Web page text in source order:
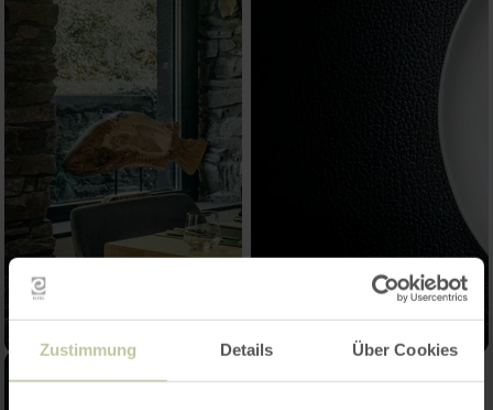
Zustimmung Details Über Cookies